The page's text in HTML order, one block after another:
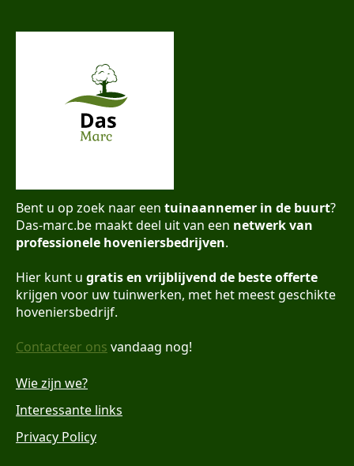
Bent u op zoek naar een tuinaannemer in de buurt?
Das-marc.be maakt deel uit van een netwerk van
professionele hoveniersbedrijven.
Hier kunt u gratis en vrijblijvend de beste offerte
krijgen voor uw tuinwerken, met het meest geschikte
hoveniersbedrijf.
Contacteer ons vandaag nog!
Wie zijn we?
Interessante links
Privacy Policy